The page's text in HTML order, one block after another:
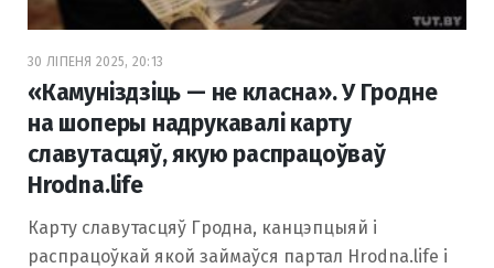
30 ЛІПЕНЯ 2025, 20:13
«Камуніздзіць — не класна». У Гродне
на шоперы надрукавалі карту
славутасцяў, якую распрацоўваў
Hrodna.life
Карту славутасцяў Гродна, канцэпцыяй і
распрацоўкай якой займаўся партал Hrodna.life і